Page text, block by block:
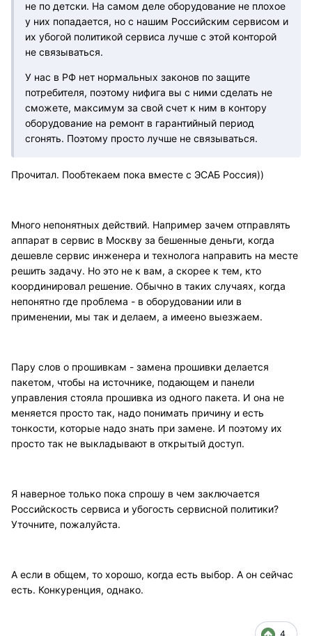
не по детски. На самом деле оборудование не плохое
у них попадается, но с нашим Российским сервисом и
их убогой политикой сервиса лучше с этой конторой
не связываться.
У нас в РФ нет нормальных законов по защите
потребителя, поэтому нифига вы с ними сделать не
сможете, максимум за свой счет к ним в контору
оборудование на ремонт в гарантийный период
сгонять. Поэтому просто лучше не связываться.
Прочитал. Пообтекаем пока вместе с ЭСАБ Россия))
Много непонятных действий. Например зачем отправлять
аппарат в сервис в Москву за бешенные деньги, когда
дешевле сервис инженера и технолога направить на месте
решить задачу. Но это не к вам, а скорее к тем, кто
координировал решение. Обычно в таких случаях, когда
непонятно где проблема - в оборудовании или в
применении, мы так и делаем, а имеено выезжаем.
Пару слов о прошивкам - замена прошивки делается
пакетом, чтобы на источнике, подающем и панели
управления стояла прошивка из одного пакета. И она не
меняется просто так, надо понимать причину и есть
тонкости, которые надо знать при замене. И поэтому их
просто так не выкладывают в открытый доступ.
Я наверное только пока спрошу в чем заключается
Российскость сервиса и убогость сервисной политики?
Уточните, пожалуйста.
А если в общем, то хорошо, когда есть выбор. А он сейчас
есть. Конкуренция, однако.
4